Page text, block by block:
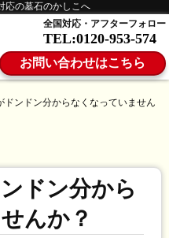
応の墓石のかしこへ
全国対応・アフターフォロー
TEL:0120-953-574
お問い合わせはこちら
ドンドン分からなくなっていません
ドン分から
んか？